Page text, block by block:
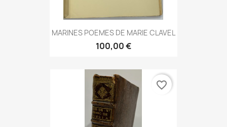
MARINES POEMES DE MARIE CLAVEL
100,00 €
favorite_border